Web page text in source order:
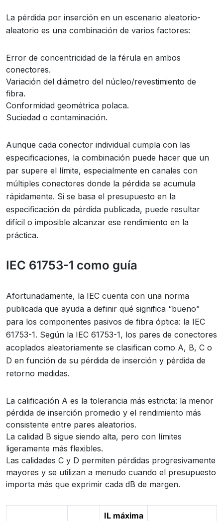
La pérdida por inserción en un escenario aleatorio-
aleatorio es una combinación de varios factores:
Error de concentricidad de la férula en ambos
conectores.
Variación del diámetro del núcleo/revestimiento de
fibra.
Conformidad geométrica polaca.
Suciedad o contaminación.
Aunque cada conector individual cumpla con las
especificaciones, la combinación puede hacer que un
par supere el límite, especialmente en canales con
múltiples conectores donde la pérdida se acumula
rápidamente. Si se basa el presupuesto en la
especificación de pérdida publicada, puede resultar
difícil o imposible alcanzar ese rendimiento en la
práctica.
IEC 61753-1 como guía
Afortunadamente, la IEC cuenta con una norma
publicada que ayuda a definir qué significa “bueno”
para los componentes pasivos de fibra óptica: la IEC
61753-1. Según la IEC 61753-1, los pares de conectores
acoplados aleatoriamente se clasifican como A, B, C o
D en función de su pérdida de inserción y pérdida de
retorno medidas.
La calificación A es la tolerancia más estricta: la menor
pérdida de inserción promedio y el rendimiento más
consistente entre pares aleatorios.
La calidad B sigue siendo alta, pero con límites
ligeramente más flexibles.
Las calidades C y D permiten pérdidas progresivamente
mayores y se utilizan a menudo cuando el presupuesto
importa más que exprimir cada dB de margen.
IL máxima